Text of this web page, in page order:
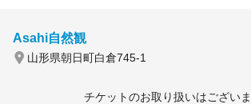
Asahi自然観
山形県朝日町白倉745-1
チケットのお取り扱いはござい